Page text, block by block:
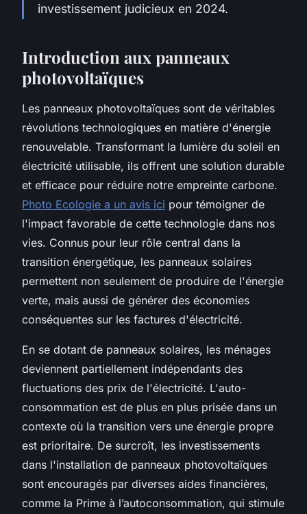
investissement judicieux en 2024.
Introduction aux panneaux
photovoltaïques
Les panneaux photovoltaïques sont de véritables
révolutions technologiques en matière d'énergie
renouvelable. Transformant la lumière du soleil en
électricité utilisable, ils offrent une solution durable
et efficace pour réduire notre empreinte carbone.
Photo Ecologie a un avis ici pour témoigner de
l'impact favorable de cette technologie dans nos
vies. Connus pour leur rôle central dans la
transition énergétique, les panneaux solaires
permettent non seulement de produire de l'énergie
verte, mais aussi de générer des économies
conséquentes sur les factures d'électricité.
En se dotant de panneaux solaires, les ménages
deviennent partiellement indépendants des
fluctuations des prix de l'électricité. L'auto-
consommation est de plus en plus prisée dans un
contexte où la transition vers une énergie propre
est prioritaire. De surcroît, les investissements
dans l'installation de panneaux photovoltaïques
sont encouragés par diverses aides financières,
comme la Prime à l’autoconsommation, qui stimule